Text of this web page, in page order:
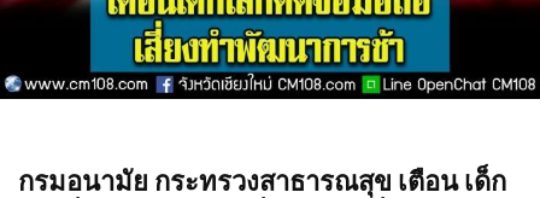
กรมอนามัย กระทรวงสาธารณสุข เตือน เด็ก